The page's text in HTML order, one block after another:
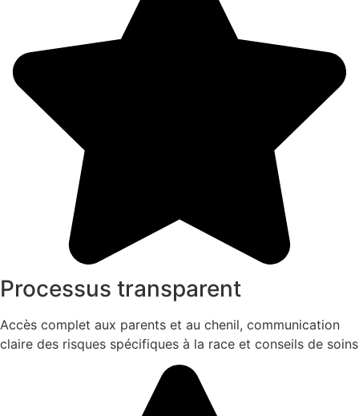
Processus transparent
Accès complet aux parents et au chenil, communication
claire des risques spécifiques à la race et conseils de soins